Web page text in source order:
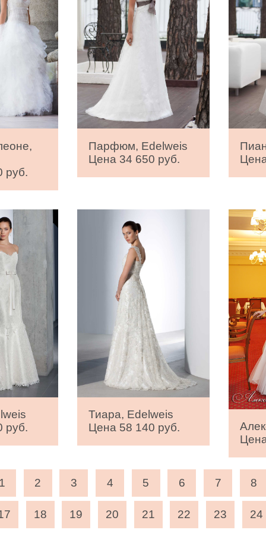
руб.
Парфюм, Edelweis
Цена 34 650 руб.
руб.
Тиара, Edelweis
Цена 58 140 руб.
2 3 4 5 6 7 8
18 19 20 21 22 23 24